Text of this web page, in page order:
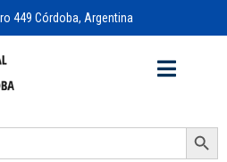
449 Córdoba, Argentina
Search Button